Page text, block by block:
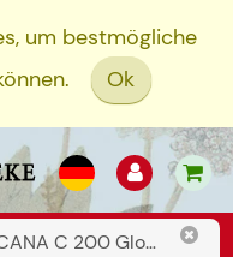
um bestmögliche
Ok